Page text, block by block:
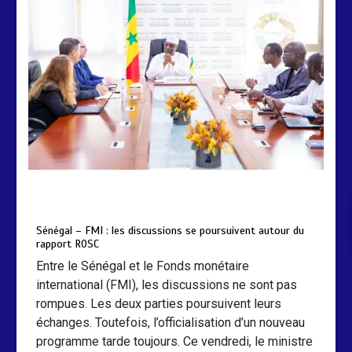
Sénégal – FMI : les discussions se poursuivent autour du
rapport ROSC
Entre le Sénégal et le Fonds monétaire
international (FMI), les discussions ne sont pas
rompues. Les deux parties poursuivent leurs
échanges. Toutefois, l’officialisation d’un nouveau
programme tarde toujours. Ce vendredi, le ministre